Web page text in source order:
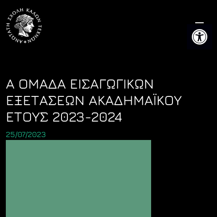
content
Α ΟΜΑΔΑ ΕΙΣΑΓΩΓΙΚΩΝ
ΕΞΕΤΑΣΕΩΝ ΑΚΑΔΗΜΑΪΚΟΥ
ΕΤΟΥΣ 2023-2024
25/07/2023